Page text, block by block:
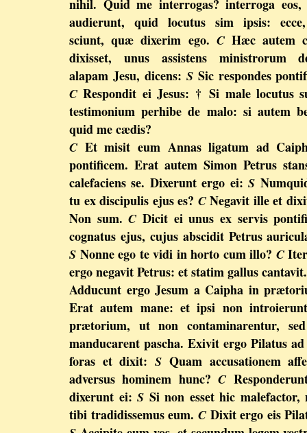
nihil. Quid me interrogas? interroga
audierunt, quid locutus sim ipsis:
sciunt, quæ dixerim ego. CHæc autem
dixisset, unus assistens ministrorum
alapam Jesu, dicens: SSic respondes
C Respondit ei Jesus: † Si male locutus
testimonium perhibe de malo: si autem
quid me cædis?
C Et misit eum Annas ligatum ad
pontificem. Erat autem Simon Petrus
calefaciens se. Dixerunt ergo ei:S
tu ex discipulis ejus es? CNegavit ille et
Non sum.C Dicit ei unus ex servis
cognatus ejus, cujus abscidit Petrus
S Nonne ego te vidi in horto cum illo? C
ergo negavit Petrus: et statim gallus cantavit.
Adducunt ergo Jesum a Caipha in
Erat autem mane: et ipsi non
prætorium, ut non contaminarentur,
manducarent pascha. Exivit ergo Pilatus ad
foras et dixit:S Quam accusationem
adversus hominem hunc?C
dixerunt ei:S Si non esset hic malefactor,
tibi tradidissemus eum. CDixit ergo eis